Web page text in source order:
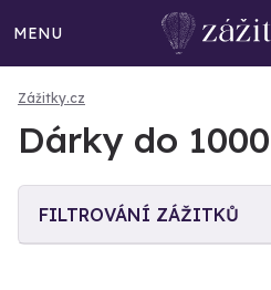
MENU
Zážitky.cz
Dárky do
FILTROVÁNÍ ZÁŽITKŮ